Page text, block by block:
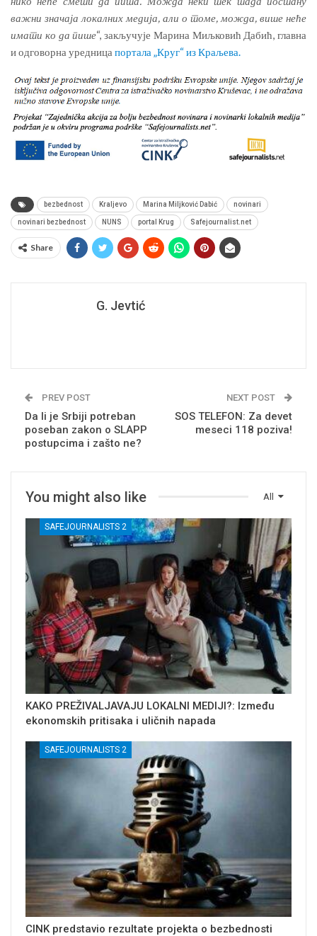
важни значаја локалних медија, али о томе, можда, више неће
имати ко да пише“, закључује Марина Миљковић Дабић, главна
и одговорна уредница портала „Круг“ из Краљева.
bezbednost Kraljevo Marina Miljković Dabić novinari
novinari bezbednost NUNS portal Krug Safejournalist.net
Share
G. Jevtić
PREV POST
Da li je Srbiji potreban
poseban zakon o SLAPP
postupcima i zašto ne?
NEXT POST
SOS TELEFON: Za devet
meseci 118 poziva!
All
You might also like
SAFEJOURNALISTS 2
KAKO PREŽIVALJAVAJU LOKALNI MEDIJI?: Između
ekonomskih pritisaka i uličnih napada
SAFEJOURNALISTS 2
CINK predstavio rezultate projekta o bezbednosti